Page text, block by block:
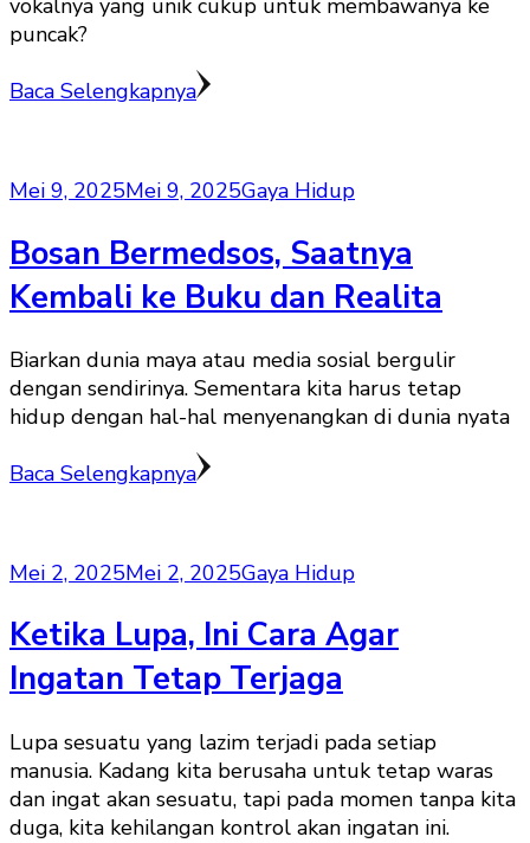
vokalnya yang unik cukup untuk membawanya ke
puncak?
Baca Selengkapnya
Mei 9, 2025Mei 9, 2025Gaya Hidup
Bosan Bermedsos, Saatnya
Kembali ke Buku dan Realita
Biarkan dunia maya atau media sosial bergulir
dengan sendirinya. Sementara kita harus tetap
hidup dengan hal-hal menyenangkan di dunia nyata
Baca Selengkapnya
Mei 2, 2025Mei 2, 2025Gaya Hidup
Ketika Lupa, Ini Cara Agar
Ingatan Tetap Terjaga
Lupa sesuatu yang lazim terjadi pada setiap
manusia. Kadang kita berusaha untuk tetap waras
dan ingat akan sesuatu, tapi pada momen tanpa kita
duga, kita kehilangan kontrol akan ingatan ini.